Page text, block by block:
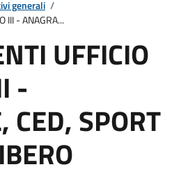
generali /
III - ANAGRA...
UFFICIO
-
CED, SPORT